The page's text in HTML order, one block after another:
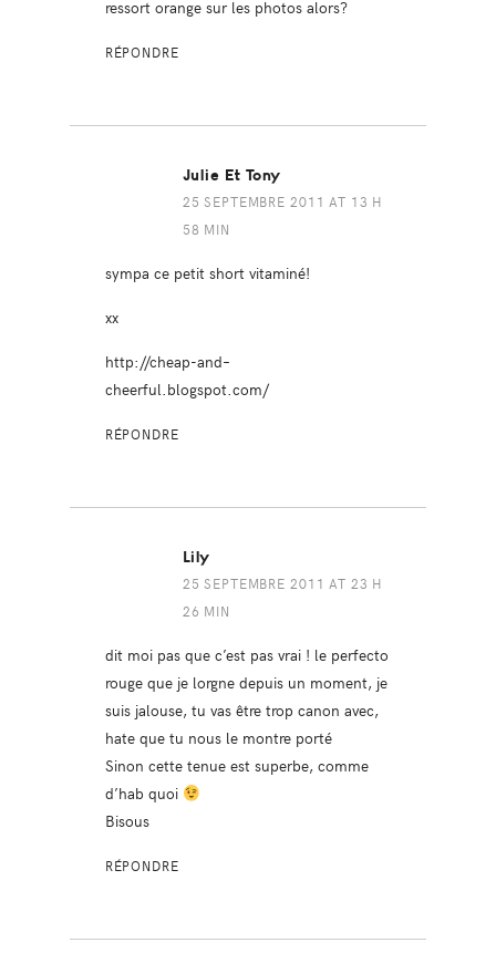
ressort orange sur les photos alors?
RÉPONDRE
Julie Et Tony
25 SEPTEMBRE 2011 AT 13 H
58 MIN
sympa ce petit short vitaminé!
xx
http://cheap-and–
cheerful.blogspot.com/
RÉPONDRE
Lily
25 SEPTEMBRE 2011 AT 23 H
26 MIN
dit moi pas que c’est pas vrai ! le perfecto
rouge que je lorgne depuis un moment, je
suis jalouse, tu vas être trop canon avec,
hate que tu nous le montre porté
Sinon cette tenue est superbe, comme
d’hab quoi
Bisous
RÉPONDRE